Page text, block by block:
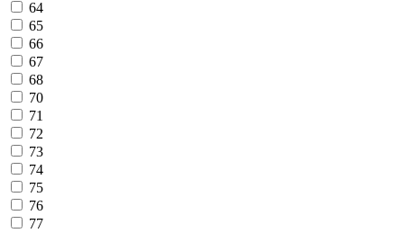
64
65
66
67
68
70
71
72
73
74
75
76
77